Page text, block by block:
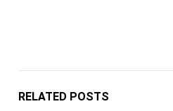
RELATED POSTS